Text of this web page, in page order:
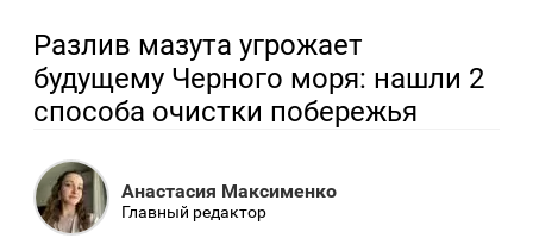
Разлив мазута угрожает
будущему Черного моря: нашли 2
способа очистки побережья
Анастасия Максименко
Главный редактор